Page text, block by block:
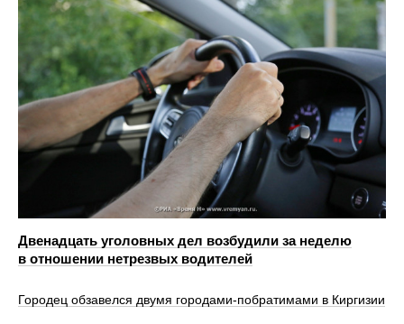
Двенадцать уголовных дел возбудили за неделю
в отношении нетрезвых водителей
Городец обзавелся двумя городами‑побратимами в Киргизии